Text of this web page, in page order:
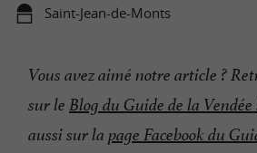
Saint-Jean-de-Monts
Vous avez aimé notre article ?
sur le Blog du Guide de la Vendée
aussi sur la page Facebook du